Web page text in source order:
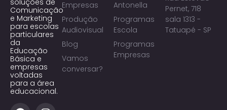
soluções de
Comunicação
e Marketing
para escolas
particulares
da
Educação
Básica e
empresas
voltadas
para a área
educacional.
Empresas
Produção
Audiovisual
Blog
Vamos
conversar?
Antonella
Programas
Escola
Programas
Empresas
Pernet, 718
sala 1313 -
Tatuapé - SP